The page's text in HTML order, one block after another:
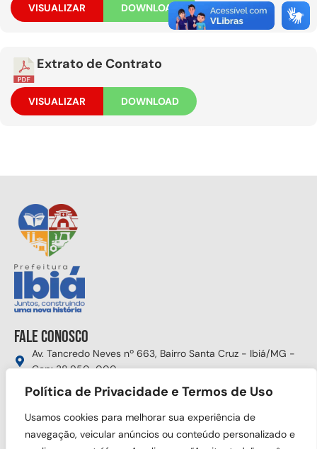
Política de Privacidade e Termos de Uso
Usamos cookies para melhorar sua experiência de
navegação, veicular anúncios ou conteúdo personalizado e
VISUALIZAR DOWNLOAD
Extrato de Contrato
VISUALIZAR DOWNLOAD
Fale conosco
Av. Tancredo Neves nº 663, Bairro Santa Cruz - Ibiá/MG -
Cep: 38.950-000
(34) 3631-5750
Segunda à sexta das 8:00h às 17:30h